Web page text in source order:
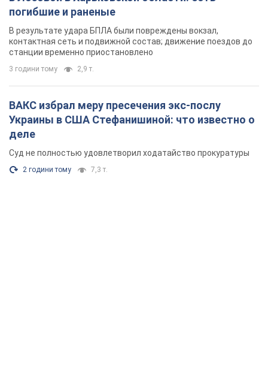
погибшие и раненые
В результате удара БПЛА были повреждены вокзал,
контактная сеть и подвижной состав; движение поездов до
станции временно приостановлено
3 години тому 2,9 т.
ВАКС избрал меру пресечения экс-послу
Украины в США Стефанишиной: что известно о
деле
Суд не полностью удовлетворил ходатайство прокуратуры
2 години тому 7,3 т.